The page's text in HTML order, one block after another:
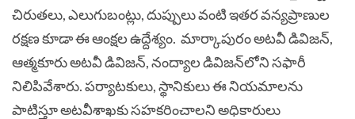
చిరుతలు, ఎలుగుబంట్లు, దుప్పులు వంటి ఇతర వన్యప్రాణుల
రక్షణ కూడా ఈ ఆంక్షల ఉద్దేశ్యం. మార్కాపురం అటవీ డివిజన్‌,
ఆత్మకూరు అటవీ డివిజన్‌, నంద్యాల డివిజన్‌లోని సఫారీ
నిలిపివేశారు. పర్యాటకులు, స్థానికులు ఈ నియమాలను
పాటిస్తూ అటవీశాఖకు సహకరించాలని అధికారులు